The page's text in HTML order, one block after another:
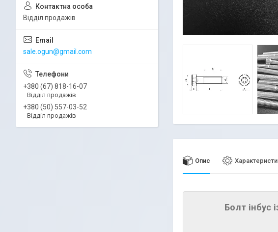
Опис
Болт інбус
Відділ продажів
sale.ogun@gmail.com
+380 (67) 818-16-07
Відділ продажів
+380 (50) 557-03-52
Відділ продажів